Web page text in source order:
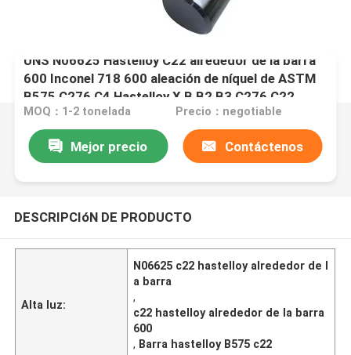
UNS N06625 Hastelloy C22 alrededor de la barra
600 Inconel 718 600 aleación de níquel de ASTM
B575 C276 C4 Hastelloy X B B2 B3 C276 C22
MOQ：1-2 tonelada Precio：negotiable
Mejor precio Contáctenos
DESCRIPCIóN DE PRODUCTO
Alta luz:
N06625 c22 hastelloy alrededor de l
a barra
,
c22 hastelloy alrededor de la barra
600
, Barra hastelloy B575 c22